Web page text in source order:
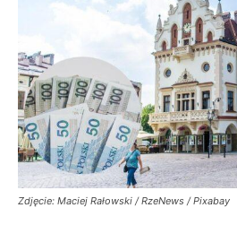
Zdjęcie: Maciej Rałowski / RzeNews / Pixabay